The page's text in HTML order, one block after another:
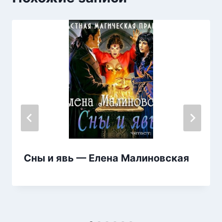
Сны и явь — Елена Малиновская